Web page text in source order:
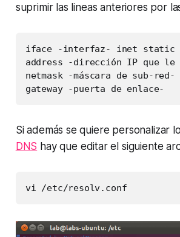
suprimir las lineas anteriores por
iface -interfaz- inet static
address -dirección IP que le
netmask -máscara de sub-red-
Si además se quiere personalizar
DNS hay que editar el siguiente